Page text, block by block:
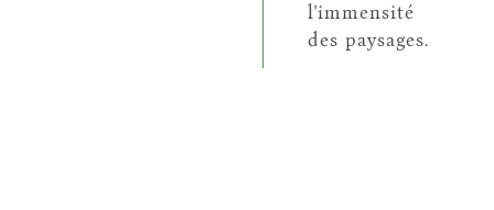
l'immensité
des paysages.